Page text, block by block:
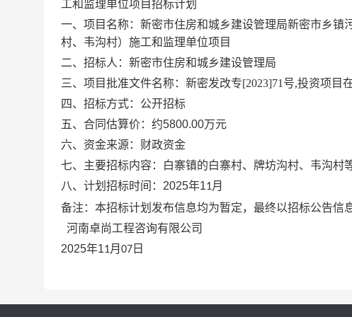
工和监理单位项目招标计划
一、项目名称：新密市住房和城乡建设管理局新密市乡
村、韦沟村）施工和监理单位项目
二、招标人：新密市住房和城乡建设管理局
三、 项目批准文件名称：新密发改专[2023]71号,投资项目
四、招标方式：公开招标
五、合同估算价：约5800.00万元
六、资金来源：财政资金
七、主要招标内容：白寨镇的白寨村、牌坊沟村、韦沟村
八、计划招标时间： 2025年11月
备注：本招标计划发布信息均为暂定，最终以招标公告信
河南卓尚工程咨询有限公司
2025年11月 07 日